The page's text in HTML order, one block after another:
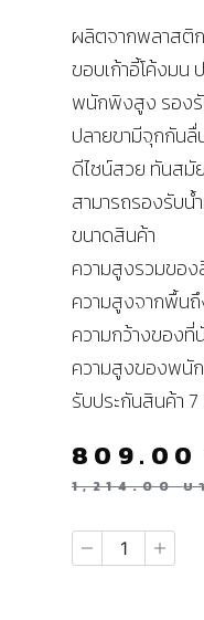
ผลิตจากพลาสติ
ขอบเก้าอี้โค้งมน
พนักพิงสูง รอง
ปลายขามีจุกกัน
ดีไซน์สวย ทันสมั
สามารถรองรับน้
ขนาดสินค้า
ความสูงรวมของ
ความสูงจากพื้น
ความกว้างของที่
ความสูงของพนั
รับประกันสินค้า 7
1,214.00บ
809.00